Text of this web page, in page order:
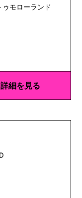
ゥモローランド
詳細を見る